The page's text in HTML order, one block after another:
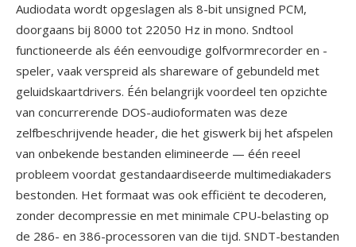
Audiodata wordt opgeslagen als 8-bit unsigned PCM,
doorgaans bij 8000 tot 22050 Hz in mono. Sndtool
functioneerde als één eenvoudige golfvormrecorder en -
speler, vaak verspreid als shareware of gebundeld met
geluidskaartdrivers. Één belangrijk voordeel ten opzichte
van concurrerende DOS-audioformaten was deze
zelfbeschrijvende header, die het giswerk bij het afspelen
van onbekende bestanden elimineerde — één reeel
probleem voordat gestandaardiseerde multimediakaders
bestonden. Het formaat was ook efficiënt te decoderen,
zonder decompressie en met minimale CPU-belasting op
de 286- en 386-processoren van die tijd. SNDT-bestanden